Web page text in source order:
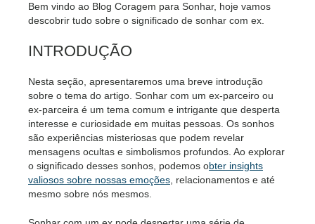
Bem vindo ao Blog Coragem para Sonhar, hoje vamos
descobrir tudo sobre o significado de sonhar com ex.
INTRODUÇÃO
Nesta seção, apresentaremos uma breve introdução
sobre o tema do artigo. Sonhar com um ex-parceiro ou
ex-parceira é um tema comum e intrigante que desperta
interesse e curiosidade em muitas pessoas. Os sonhos
são experiências misteriosas que podem revelar
mensagens ocultas e simbolismos profundos. Ao explorar
o significado desses sonhos, podemos obter insights
valiosos sobre nossas emoções, relacionamentos e até
mesmo sobre nós mesmos.